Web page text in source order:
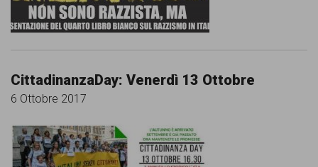
CittadinanzaDay: Venerdì 13 Ottobre
6 Ottobre 2017